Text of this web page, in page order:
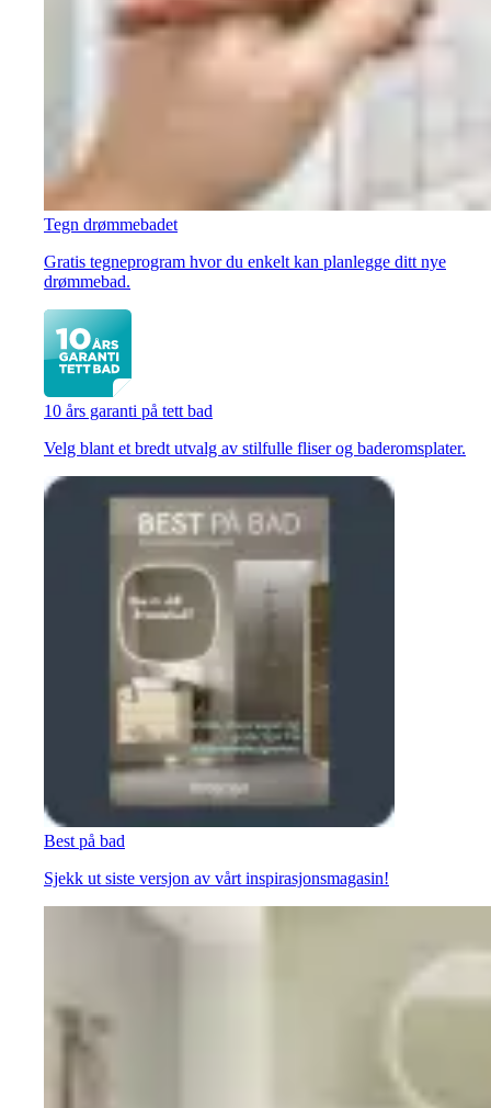
Tegn drømmebadet
Gratis tegneprogram hvor du enkelt kan planlegge ditt nye
drømmebad.
10 års garanti på tett bad
Velg blant et bredt utvalg av stilfulle fliser og baderomsplater.
Best på bad
Sjekk ut siste versjon av vårt inspirasjonsmagasin!